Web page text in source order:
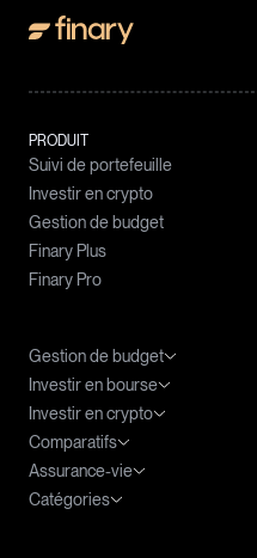
PRODUIT
Suivi de portefeuille
Investir en crypto
Gestion de budget
Finary Plus
Finary Pro
Gestion de budget
Agrégateur de compte
Tableau Excel Budget
Investir en bourse
ETF : le guide complet
ETF PEA
ETF S&P 500
Investir en crypto
Fiscalité des cryptomonnaies
DCA Crypto
Comparatifs
Application bourse
Assurance-vie
Fiscalité de l'assurance-vie
Catégories